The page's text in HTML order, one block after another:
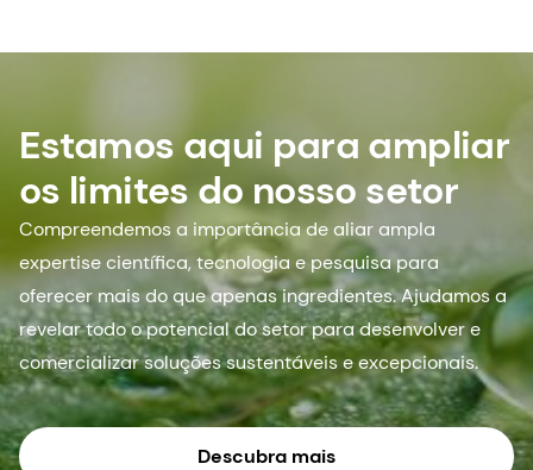
Estamos aqui para ampliar
os limites do nosso setor
Compreendemos a importância de aliar ampla
expertise científica, tecnologia e pesquisa para
oferecer mais do que apenas ingredientes. Ajudamos a
revelar todo o potencial do setor para desenvolver e
comercializar soluções sustentáveis e excepcionais.
Descubra mais